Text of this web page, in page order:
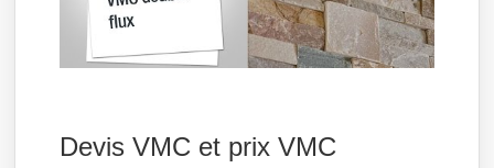
Devis VMC et prix VMC